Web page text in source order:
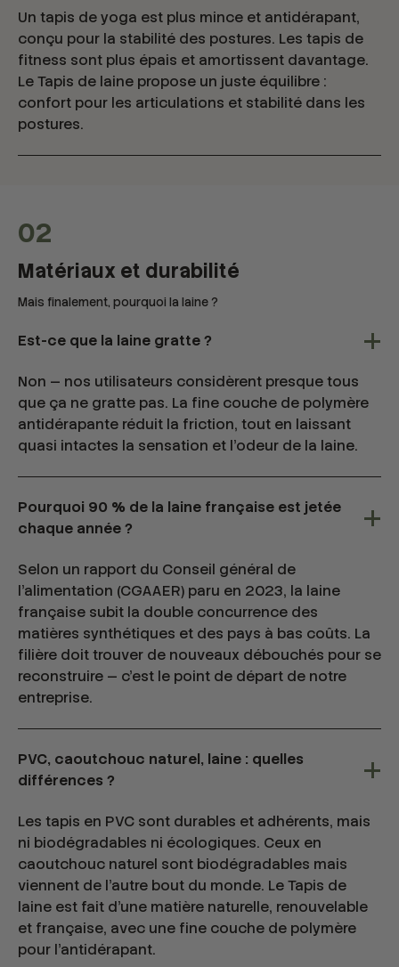
Un tapis de yoga est plus mince et antidérapant,
conçu pour la stabilité des postures. Les tapis de
fitness sont plus épais et amortissent davantage.
Le Tapis de laine propose un juste équilibre :
confort pour les articulations et stabilité dans les
postures.
02
Matériaux et durabilité
Mais finalement, pourquoi la laine ?
Est-ce que la laine gratte ?
Non — nos utilisateurs considèrent presque tous
que ça ne gratte pas. La fine couche de polymère
antidérapante réduit la friction, tout en laissant
quasi intactes la sensation et l’odeur de la laine.
Pourquoi 90 % de la laine française est jetée
chaque année ?
Selon un rapport du Conseil général de
l'alimentation (CGAAER) paru en 2023, la laine
française subit la double concurrence des
matières synthétiques et des pays à bas coûts. La
filière doit trouver de nouveaux débouchés pour se
reconstruire — c'est le point de départ de notre
entreprise.
PVC, caoutchouc naturel, laine : quelles
différences ?
Les tapis en PVC sont durables et adhérents, mais
ni biodégradables ni écologiques. Ceux en
caoutchouc naturel sont biodégradables mais
viennent de l'autre bout du monde. Le Tapis de
laine est fait d'une matière naturelle, renouvelable
et française, avec une fine couche de polymère
pour l'antidérapant.